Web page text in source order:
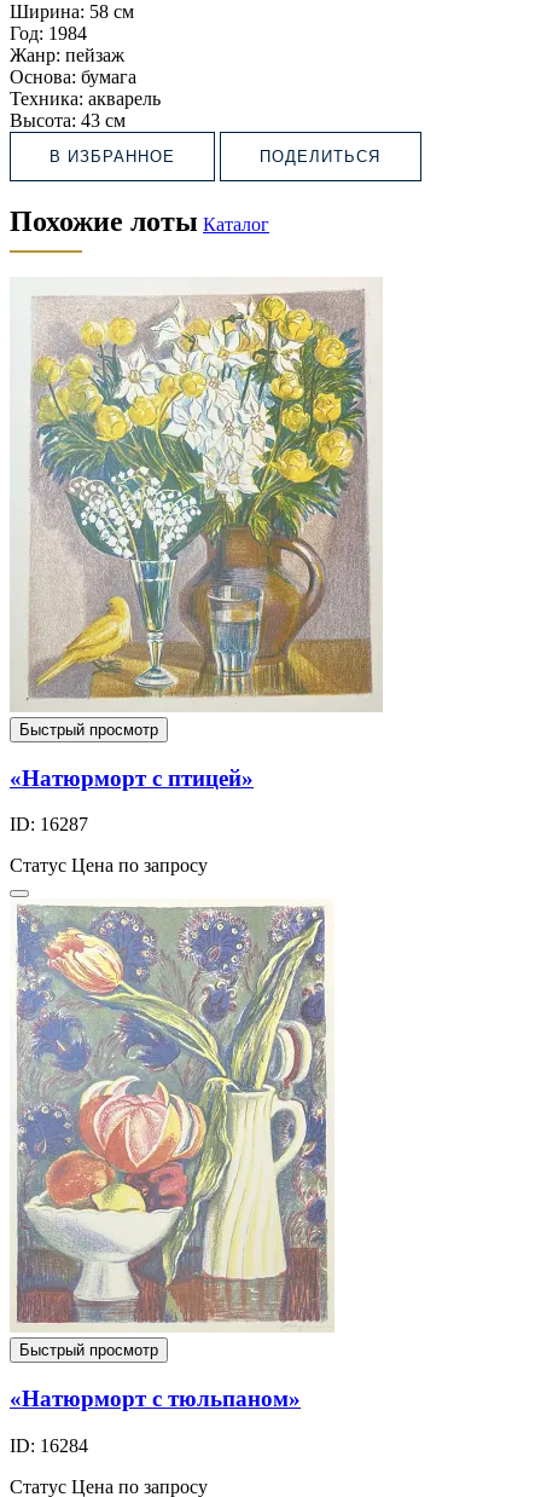
Ширина: 58 см
Год: 1984
Жанр: пейзаж
Основа: бумага
Техника: акварель
Высота: 43 см
В ИЗБРАННОЕ ПОДЕЛИТЬСЯ
Похожие лоты Каталог
Быстрый просмотр
«Натюрморт с птицей»
ID: 16287
Статус Цена по запросу
Быстрый просмотр
«Натюрморт с тюльпаном»
ID: 16284
Статус Цена по запросу